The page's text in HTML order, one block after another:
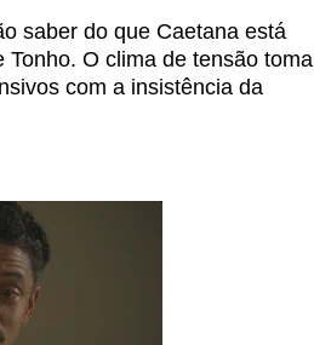
saber do que Caetana está
O clima de tensão toma
com a insistência da